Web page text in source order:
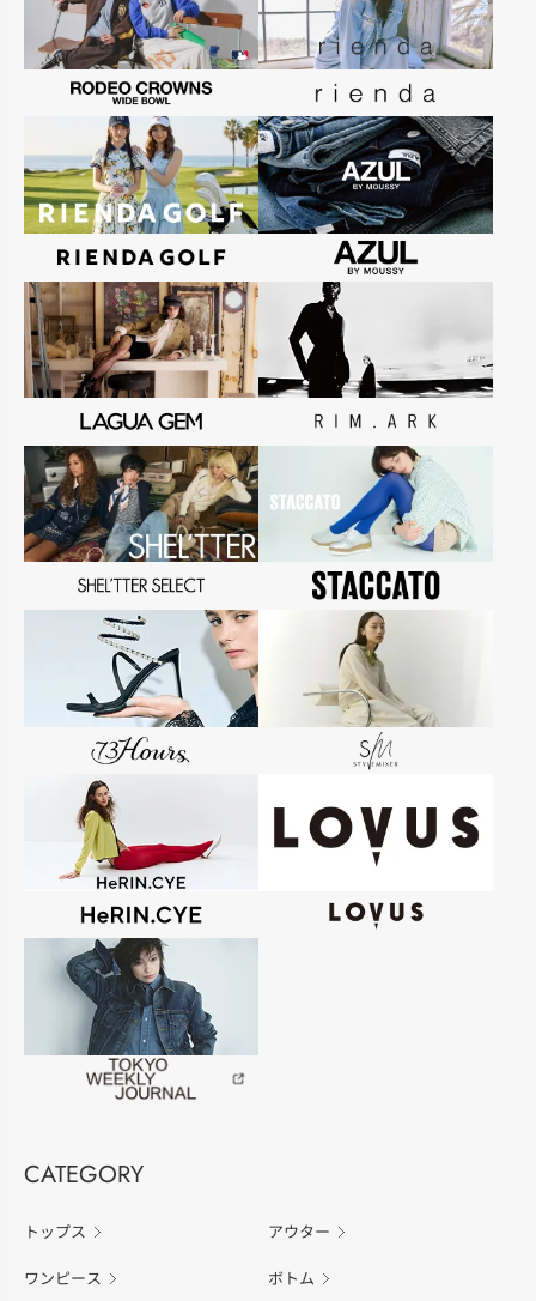
CATEGORY
トップス アウター
ワンピース ボトム